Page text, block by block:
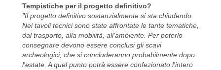
Tempistiche per il progetto definitivo?
"Il progetto definitivo sostanzialmente si sta chiudendo.
Nei tavoli tecnici sono state affrontate le tante tematiche,
dal trasporto, alla mobilità, all'ambiente. Per poterlo
consegnare devono essere conclusi gli scavi
archeologici, che si concluderanno probabilmente dopo
l'estate. A quel punto potrà essere confezionato l'intero